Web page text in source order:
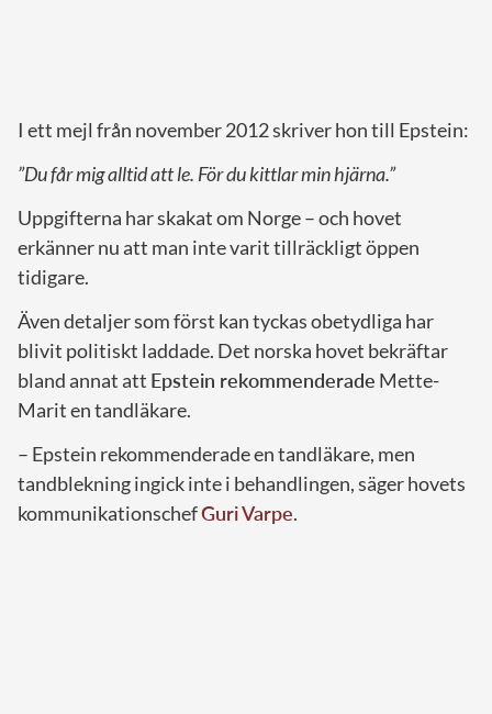
I ett mejl från november 2012 skriver hon till Epstein:
”Du får mig alltid att le. För du kittlar min hjärna.”
Uppgifterna har skakat om Norge – och hovet
erkänner nu att man inte varit tillräckligt öppen
tidigare.
Även detaljer som först kan tyckas obetydliga har
blivit politiskt laddade. Det norska hovet bekräftar
bland annat att Epstein rekommenderade Mette-
Marit en tandläkare.
– Epstein rekommenderade en tandläkare, men
tandblekning ingick inte i behandlingen, säger hovets
kommunikationschefGuri Varpe.